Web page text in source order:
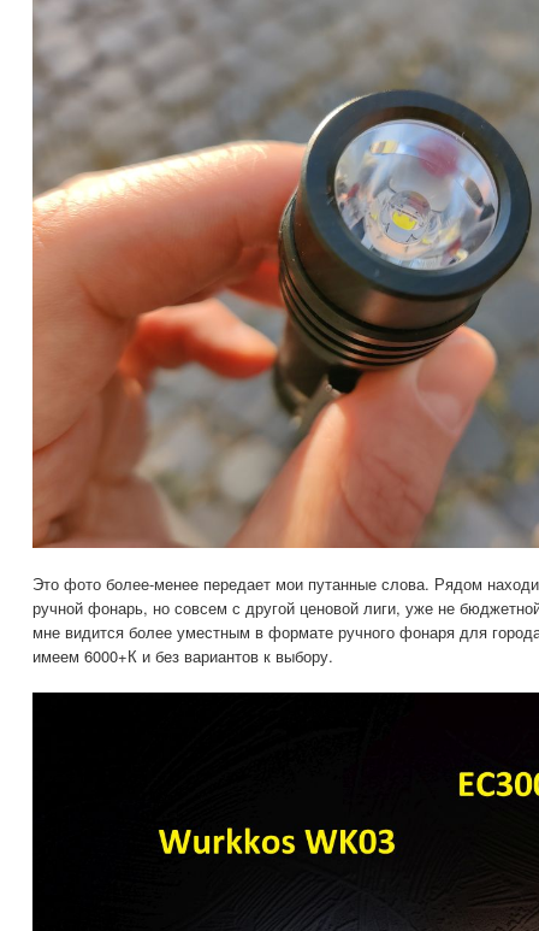
Это фото более-менее передает мои путанные слова. Рядом
ручной фонарь, но совсем с другой ценовой лиги, уже не
мне видится более уместным в формате ручного фонаря для
имеем 6000+К и без вариантов к выбору.